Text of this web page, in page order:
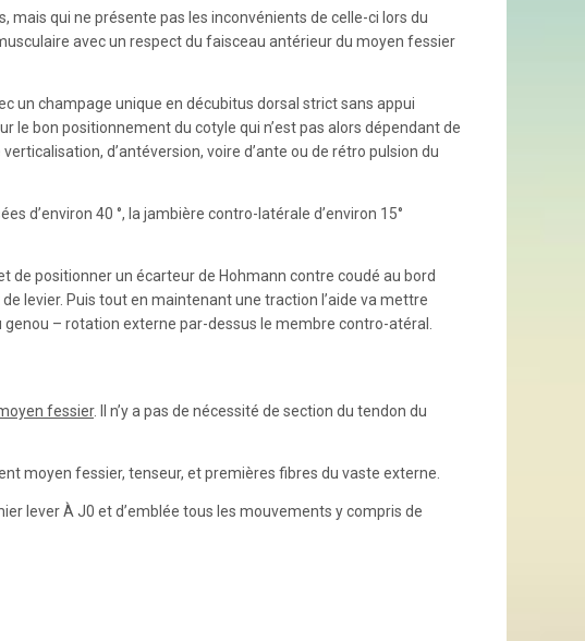
mais qui ne présente pas les inconvénients de celle-ci lors du
avec un respect du faisceau antérieur du moyen fessier
un champage unique en décubitus dorsal strict sans appui
le bon positionnement du cotyle qui n’est pas alors dépendant de
d’antéversion, voire d’ante ou de rétro pulsion du
d’environ 40 °, la jambière contro-latérale d’environ 15°
de positionner un écarteur de Hohmann contre coudé au bord
levier. Puis tout en maintenant une traction l’aide va mettre
– rotation externe par-dessus le membre contro-atéral.
fessier. Il n’y a pas de nécessité de section du tendon du
moyen fessier, tenseur, et premières fibres du vaste externe.
lever À J0 et d’emblée tous les mouvements y compris de